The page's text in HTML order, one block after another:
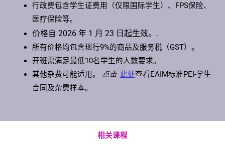
行政费包含学生证费用（仅限国际学生）、FPS保险、
医疗保险等。
价格自 2026 年 1 月 23 日起生效。.
所有价格均包含现行9%的商品及服务税（GST）。
开班需满足最低10名学生的人数要求。
其他杂费可能适用。 点击 此处查看EAIM标准PEI-学生
合同及杂费样本。
相关课程